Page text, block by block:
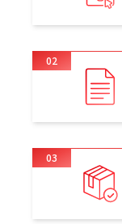
02
03